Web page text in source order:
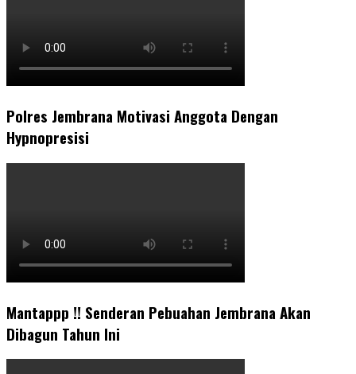
Polres Jembrana Motivasi Anggota Dengan
Hypnopresisi
Mantappp !! Senderan Pebuahan Jembrana Akan
Dibagun Tahun Ini